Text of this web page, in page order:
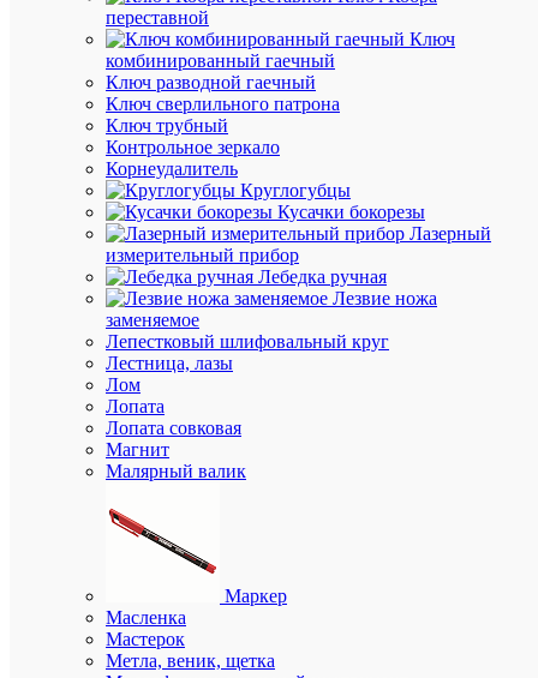
переставной
Ключ
комбинированный гаечный
Ключ разводной гаечный
Ключ сверлильного патрона
Ключ трубный
Контрольное зеркало
Корнеудалитель
Круглогубцы
Кусачки бокорезы
Лазерный
измерительный прибор
Лебедка ручная
Лезвие ножа
заменяемое
Лепестковый шлифовальный круг
Лестница, лазы
Лом
Лопата
Лопата совковая
Магнит
Малярный валик
Маркер
Масленка
Мастерок
Метла, веник, щетка